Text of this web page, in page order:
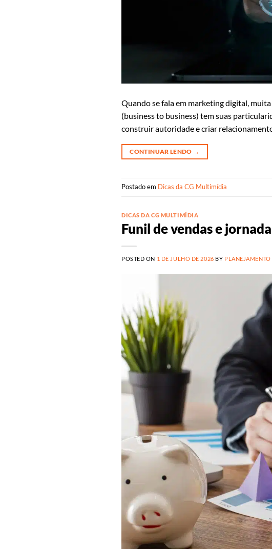
Quando se fala em marketing digital,
(business to business) tem suas
construir autoridade e criar
CONTINUAR LENDO →
Postado em Dicas da CG Multimídia
DICAS DA CG MULTIMÍDIA
Funil de vendas e
POSTED ON 1 DE JULHO DE 2026 BY PLANEJAMENTO